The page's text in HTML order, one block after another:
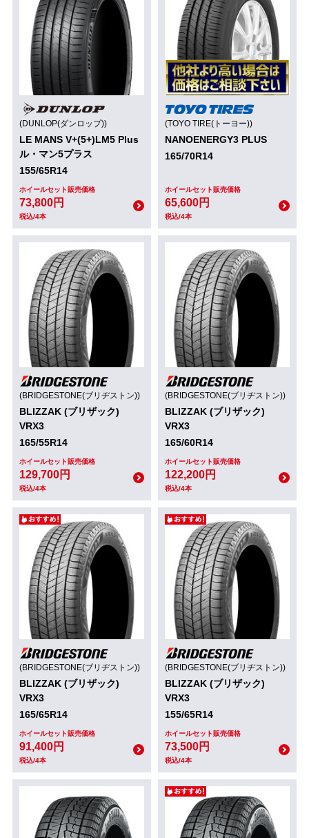
(DUNLOP(ダンロップ))
LE MANS V+(5+)LM5 Plus
ル・マン5プラス
155/65R14
ホイールセット販売価格
73,800円
税込/4本
(TOYO TIRE(トーヨー))
NANOENERGY3 PLUS
165/70R14
ホイールセット販売価格
65,600円
税込/4本
(BRIDGESTONE(ブリヂストン))
BLIZZAK (ブリザック)
VRX3
165/55R14
ホイールセット販売価格
129,700円
税込/4本
(BRIDGESTONE(ブリヂストン))
BLIZZAK (ブリザック)
VRX3
165/60R14
ホイールセット販売価格
122,200円
税込/4本
(BRIDGESTONE(ブリヂストン))
BLIZZAK (ブリザック)
VRX3
165/65R14
ホイールセット販売価格
91,400円
税込/4本
(BRIDGESTONE(ブリヂストン))
BLIZZAK (ブリザック)
VRX3
155/65R14
ホイールセット販売価格
73,500円
税込/4本